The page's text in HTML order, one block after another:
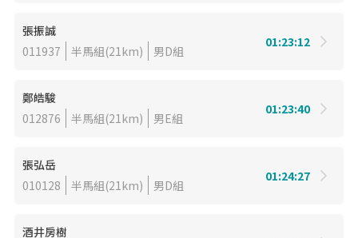
張振誠
011937
半馬組(21km) 男D組
01:23:12
鄭皓駿
012876
半馬組(21km) 男E組
01:23:40
張弘岳
010128
半馬組(21km) 男D組
01:24:27
酒井房樹